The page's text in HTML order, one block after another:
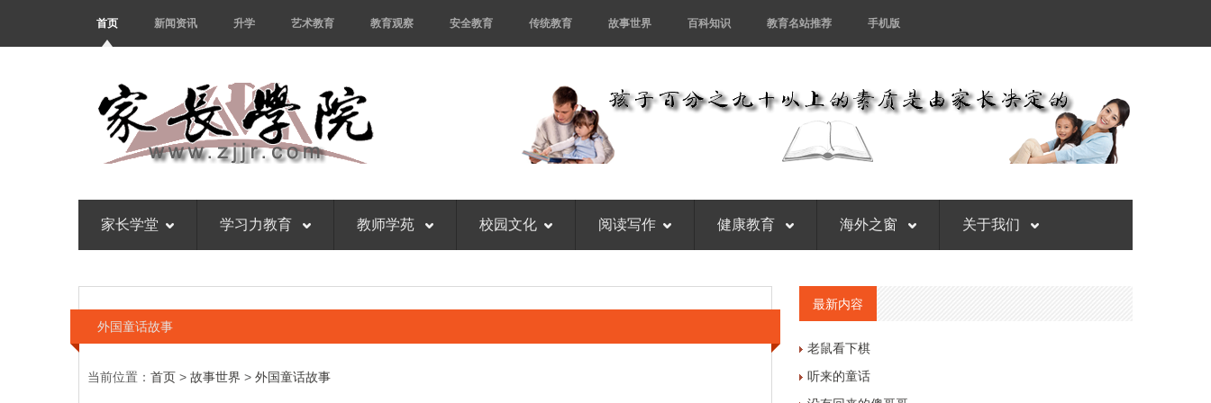
首页 新闻资讯 升学 艺术教育 教育观察 安全教育 传统教育 故事世界 百科知识 教育名站推荐 手机版
家长学堂 学习力教育 教师学苑 校园文化 阅读写作 健康教育 海外之窗 关于我们
外国童话故事
当前位置： 首页 > 故事世界 > 外国童话故事
最新内容
老鼠看下棋
听来的童话